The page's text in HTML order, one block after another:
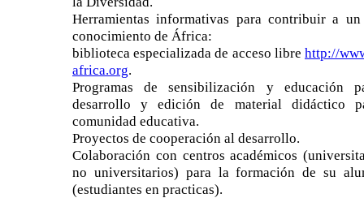
Herramientas informativas para contribuir a
conocimiento de África:
biblioteca especializada de acceso libre http://
africa.org.
Programas de sensibilización y educación
desarrollo y edición de material didáctico
comunidad educativa.
Proyectos de cooperación al desarrollo.
Colaboración con centros académicos
no universitarios) para la formación de su
(estudiantes en practicas).